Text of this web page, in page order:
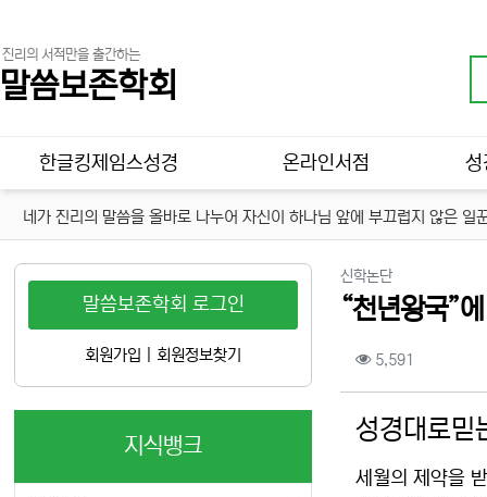
진리의 서적만을 출간하는
말씀보존학회
메인 메뉴
한글킹제임스성경 온라인서점 성
네가 진리의 말씀을 올바로 나누어 자신이 하나님 앞에 부끄럽지 않은
신학논단분류
“천년왕국”
컨텐츠 정보
5,591
성경대로믿
세월의 제약을
말씀보존학회 로그인
회원가입 회원정보찾기
지식뱅크